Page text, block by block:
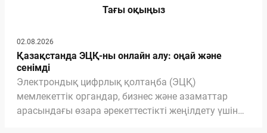
Тағы оқыңыз
02.08.2026
Қазақстанда ЭЦҚ-ны онлайн алу: оңай және
сенімді
Электрондық цифрлық қолтаңба (ЭЦҚ)
мемлекеттік органдар, бизнес және азаматтар
арасындағы өзара әрекеттестікті жеңілдету үшін